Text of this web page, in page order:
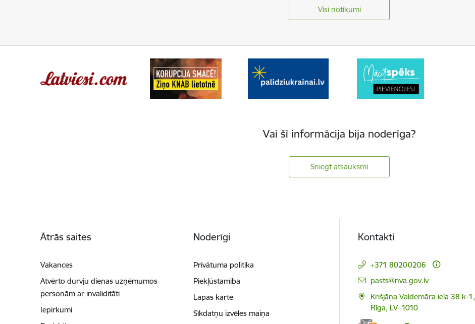
Visi notikumi
Vai šī informācija bija noderīga?
Sniegt atsauksmi
Ātrās saites
Vakances
Atvērto durvju dienas uzņēmumos
personām ar invaliditāti
Iepirkumi
Noderīgi
Privātuma politika
Piekļūstamība
Lapas karte
Sīkdatņu izvēles maiņa
Kontakti
+371 80200206
E-pasts:
pasts@nva.gov.lv
Krišjāņa Valdemāra iela 38 k-1,
Rīga, LV–1010